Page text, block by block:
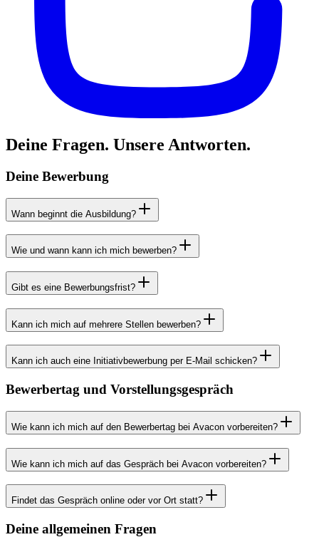
Deine Fragen. Unsere Antworten.
Deine Bewerbung
Wann beginnt die Ausbildung?
Wie und wann kann ich mich bewerben?
Gibt es eine Bewerbungsfrist?
Kann ich mich auf mehrere Stellen bewerben?
Kann ich auch eine Initiativbewerbung per E-Mail schicken?
Bewerbertag und Vorstellungsgespräch
Wie kann ich mich auf den Bewerbertag bei Avacon vorbereiten?
Wie kann ich mich auf das Gespräch bei Avacon vorbereiten?
Findet das Gespräch online oder vor Ort statt?
Deine allgemeinen Fragen